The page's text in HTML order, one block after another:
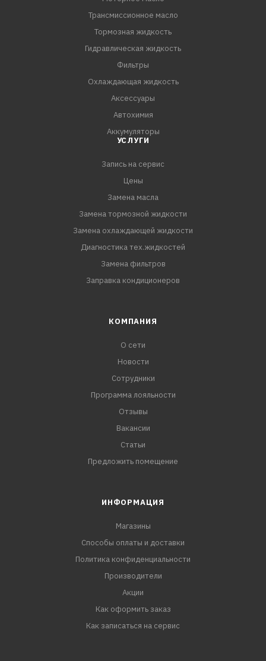
Трансмиссионное масло
Тормозная жидкость
Гидравлическая жидкость
Фильтры
Охлаждающая жидкость
Аксессуары
Автохимия
Аккумуляторы
УСЛУГИ
Запись на сервис
Цены
Замена масла
Замена тормозной жидкости
Замена охлаждающей жидкости
Диагностика тех.жидкостей
Замена фильтров
Заправка кондиционеров
КОМПАНИЯ
О сети
Новости
Сотрудники
Программа лояльности
Отзывы
Вакансии
Статьи
Предложить помещение
ИНФОРМАЦИЯ
Магазины
Способы оплаты и доставки
Политика конфиденциальности
Производители
Акции
Как оформить заказ
Как записаться на сервис